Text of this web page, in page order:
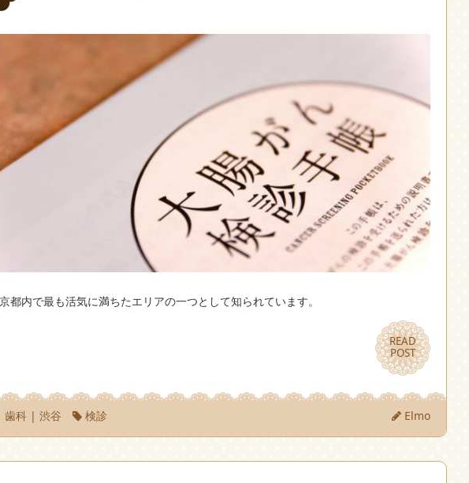
都内で最も活気に満ちたエリアの一つとして知られています。
READ
POST
READ
POST
歯科 |渋谷 検診 Elmo